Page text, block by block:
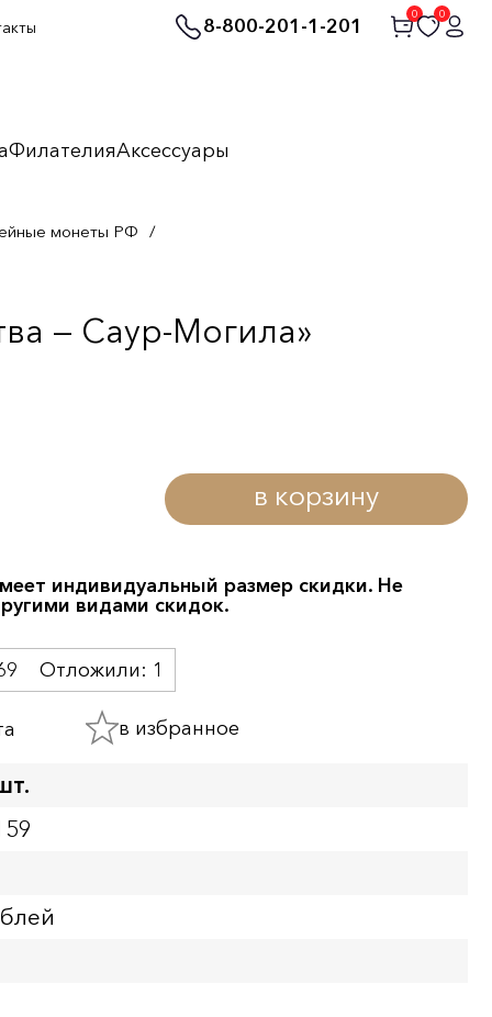
8-800-201-1-201
0 0
ФилателияАксессуары
монеты РФ /
— Саур-Могила»
в корзину
индивидуальный размер скидки. Не
видами скидок.
Отложили: 1
в избранное